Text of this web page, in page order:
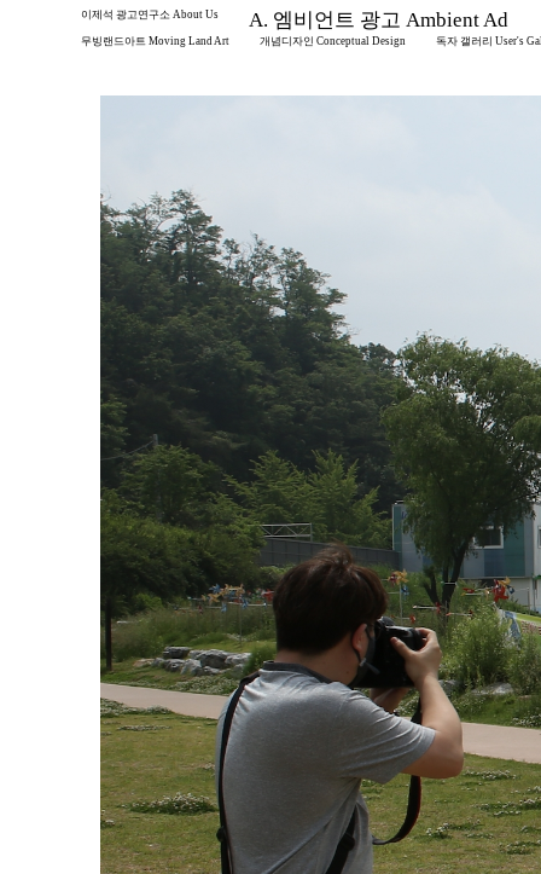
이제석 광고연구소 About Us A. 엠비언트 광고 Ambient Ad
무빙랜드아트 Moving Land Art 개념디자인 Conceptual Design 독자 갤러리 User's